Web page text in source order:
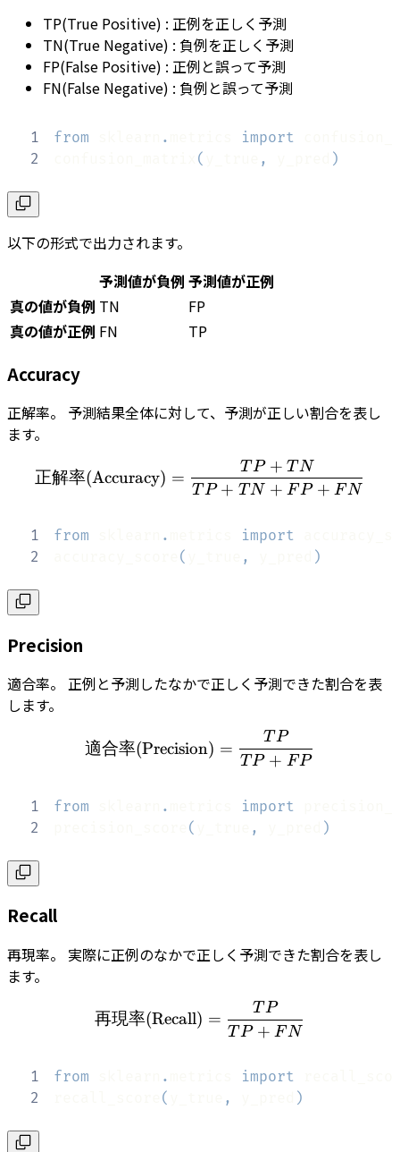
TP(True Positive) : 正例を正しく予測
TN(True Negative) : 負例を正しく予測
FP(False Positive) : 正例と誤って予測
FN(False Negative) : 負例と誤って予測
1 from .
import
2
( , )
以下の形式で出力されます。
予測値が負例 予測値が正例
真の値が負例 TN
FP
真の値が正例 FN TP
Accuracy
正解率。 予測結果全体に対して、予測が正しい割合を表し
ます。
正解率
正解率(Accuracy) =
T P + T N + FP + FN
T P + T N
1 from .
import
2
( , )
Precision
適合率。 正例と予測したなかで正しく予測できた割合を表
します。
適合率
適合率(Precision) =
T P + FP
T P
1 from .
import
2
( , )
Recall
再現率。 実際に正例のなかで正しく予測できた割合を表し
ます。
再現率
再現率(Recall) =
TP + FN
TP
1 from .
import
2
( , )